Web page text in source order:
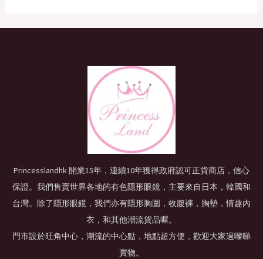
Princesslandhk 開業15年，連續10年獲得政府認可正貨商店，信心
保證。我們售賣世界各地的有色隱形眼鏡，主要來自日本，韓國和
台灣。除了隱形眼鏡，我們亦有隱形胸圍，收腹褲，胸墊，情趣內
衣，和其他潮流貨品喔。
門市設於旺角中心，潮流的中心點，地點超方便，歡迎大家過嚟睇
實物。